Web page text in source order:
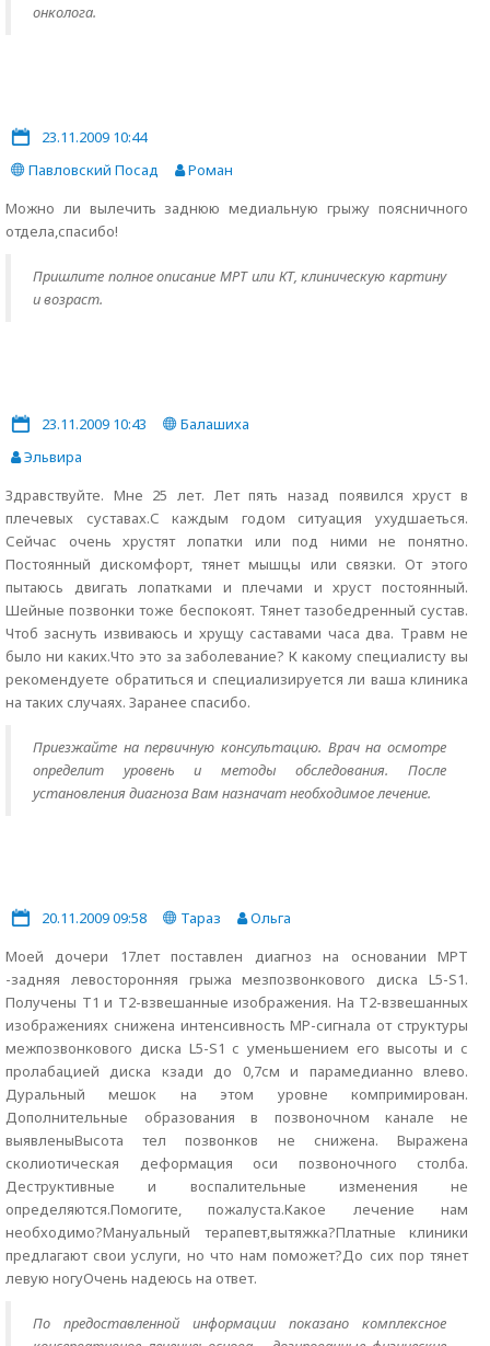
онколога.
23.11.2009 10:44
Павловский Посад
Роман
Можно ли вылечить заднюю медиальную грыжу поясничного
отдела,спасибо!
Пришлите полное описание МРТ или КТ, клиническую картину
и возраст.
23.11.2009 10:43
Балашиха
Эльвира
Здравствуйте. Мне 25 лет. Лет пять назад появился хруст в
плечевых суставах.С каждым годом ситуация ухудшаеться.
Сейчас очень хрустят лопатки или под ними не понятно.
Постоянный дискомфорт, тянет мышцы или связки. От этого
пытаюсь двигать лопатками и плечами и хруст постоянный.
Шейные позвонки тоже беспокоят. Тянет тазобедренный сустав.
Чтоб заснуть извиваюсь и хрущу саставами часа два. Травм не
было ни каких.Что это за заболевание? К какому специалисту вы
рекомендуете обратиться и специализируется ли ваша клиника
на таких случаях. Заранее спасибо.
Приезжайте на первичную консультацию. Врач на осмотре
определит уровень и методы обследования. После
установления диагноза Вам назначат необходимое лечение.
20.11.2009 09:58 Тараз
Ольга
Моей дочери 17лет поставлен диагноз на основании МРТ
-задняя левосторонняя грыжа мезпозвонкового диска L5-S1.
Получены Т1 и Т2-взвешанные изображения. На Т2-взвешанных
изображениях снижена интенсивность МР-сигнала от структуры
межпозвонкового диска L5-S1 с уменьшением его высоты и с
пролабацией диска кзади до 0,7см и парамедианно влево.
Дуральный мешок на этом уровне компримирован.
Дополнительные образования в позвоночном канале не
выявленыВысота тел позвонков не снижена. Выражена
сколиотическая деформация оси позвоночного столба.
Деструктивные и воспалительные изменения не
определяются.Помогите, пожалуста.Какое лечение нам
необходимо?Мануальный терапевт,вытяжка?Платные клиники
предлагают свои услуги, но что нам поможет?До сих пор тянет
левую ногуОчень надеюсь на ответ.
По предоставленной информации показано комплексное